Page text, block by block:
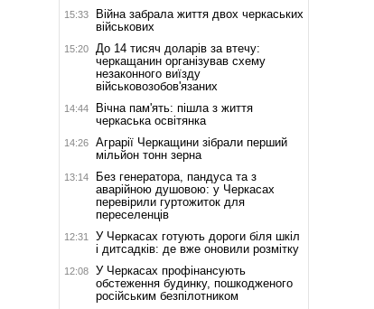
15:33
Війна забрала життя двох черкаських
військових
15:20
До 14 тисяч доларів за втечу:
черкащанин організував схему
незаконного виїзду
військовозобов'язаних
14:44
Вічна пам'ять: пішла з життя
черкаська освітянка
14:26
Аграрії Черкащини зібрали перший
мільйон тонн зерна
13:14
Без генератора, пандуса та з
аварійною душовою: у Черкасах
перевірили гуртожиток для
переселенців
12:31
У Черкасах готують дороги біля шкіл
і дитсадків: де вже оновили розмітку
12:08
У Черкасах профінансують
обстеження будинку, пошкодженого
російським безпілотником